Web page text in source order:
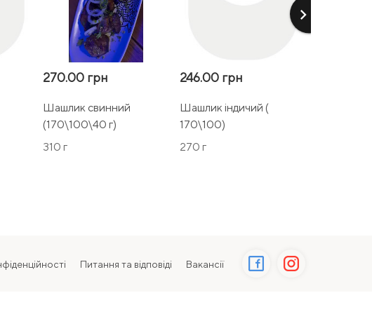
keyboard_arrow_right
270.00 грн
Шашлик свинний
(170\100\40 г)
310 г
246.00 грн
Шашлик індичий (
170\100)
270 г
Питання та відповіді Вакансії